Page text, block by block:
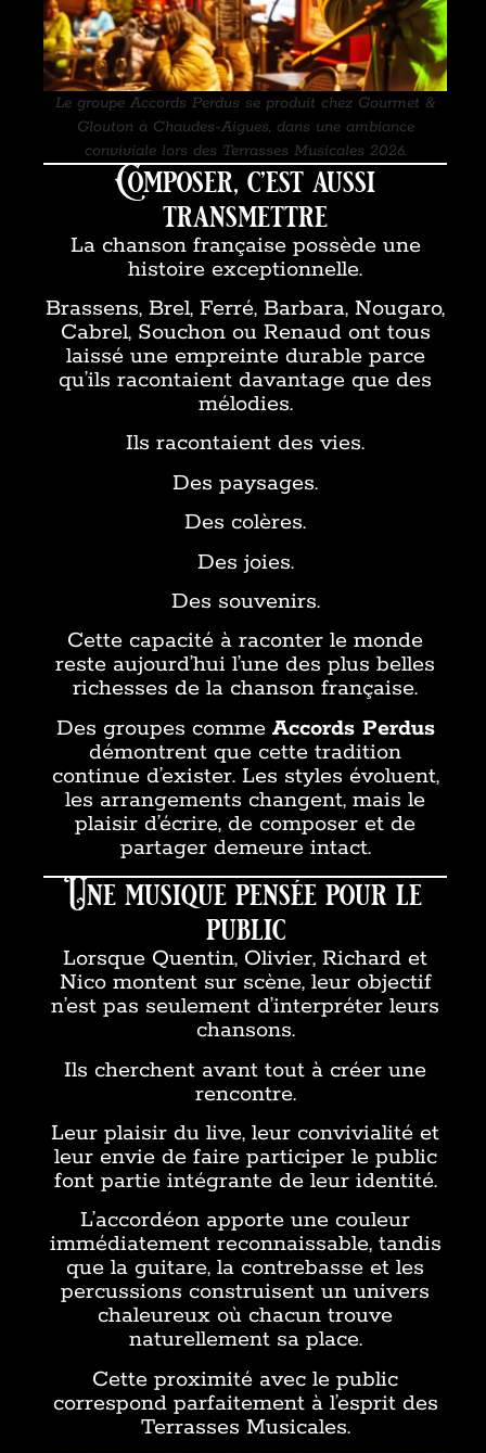
Le groupe Accords Perdus se produit chez Gourmet &
Glouton à Chaudes-Aigues, dans une ambiance
conviviale lors des Terrasses Musicales 2026.
Composer, c’est aussi
transmettre
La chanson française possède une
histoire exceptionnelle.
Brassens, Brel, Ferré, Barbara, Nougaro,
Cabrel, Souchon ou Renaud ont tous
laissé une empreinte durable parce
qu’ils racontaient davantage que des
mélodies.
Ils racontaient des vies.
Des paysages.
Des colères.
Des joies.
Des souvenirs.
Cette capacité à raconter le monde
reste aujourd’hui l’une des plus belles
richesses de la chanson française.
Des groupes comme Accords Perdus
démontrent que cette tradition
continue d’exister. Les styles évoluent,
les arrangements changent, mais le
plaisir d’écrire, de composer et de
partager demeure intact.
Une musique pensée pour le
public
Lorsque Quentin, Olivier, Richard et
Nico montent sur scène, leur objectif
n’est pas seulement d’interpréter leurs
chansons.
Ils cherchent avant tout à créer une
rencontre.
Leur plaisir du live, leur convivialité et
leur envie de faire participer le public
font partie intégrante de leur identité.
L’accordéon apporte une couleur
immédiatement reconnaissable, tandis
que la guitare, la contrebasse et les
percussions construisent un univers
chaleureux où chacun trouve
naturellement sa place.
Cette proximité avec le public
correspond parfaitement à l’esprit des
Terrasses Musicales.